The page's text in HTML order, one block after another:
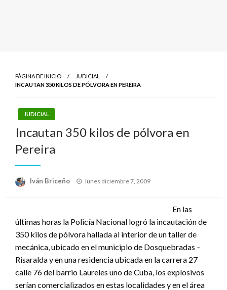
PÁGINA DE INICIO
JUDICIAL
INCAUTAN 350 KILOS DE PÓLVORA EN PEREIRA
JUDICIAL
Incautan 350 kilos de pólvora en
Pereira
Iván Briceño
Publicado
lunes diciembre 7, 2009
En las
últimas horas la Policía Nacional logró la incautación de
350 kilos de pólvora hallada al interior de un taller de
mecánica, ubicado en el municipio de Dosquebradas –
Risaralda y en una residencia ubicada en la carrera 27
calle 76 del barrio Laureles uno de Cuba, los explosivos
serían comercializados en estas localidades y en el área